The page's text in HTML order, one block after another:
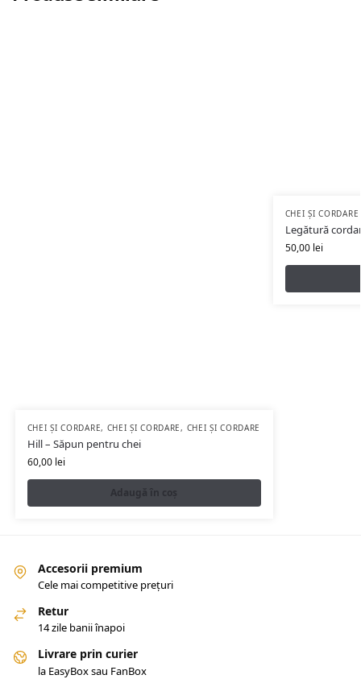
CHEI ȘI CORDARE, CHEI ȘI CORDARE, CHEI ȘI CORDARE
Hill – Săpun pentru chei
60,00 lei
Adaugă în coș
CHEI ȘI CORDARE
Legătură
50,00 lei
Accesorii premium
Cele mai competitive prețuri
Retur
14 zile banii înapoi
Livrare prin curier
la EasyBox sau FanBox